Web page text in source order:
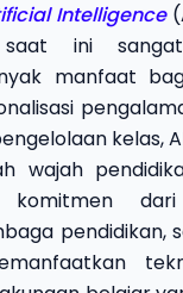
Intelligence
saat ini
manfaat
kelas,
wajah
komitmen
pendidikan,